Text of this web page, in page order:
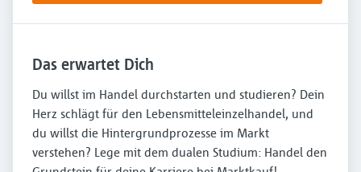
Das erwartet Dich
Du willst im Handel durchstarten und studieren? Dein
Herz schlägt für den Lebensmitteleinzelhandel, und
du willst die Hintergrundprozesse im Markt
verstehen? Lege mit dem dualen Studium: Handel den